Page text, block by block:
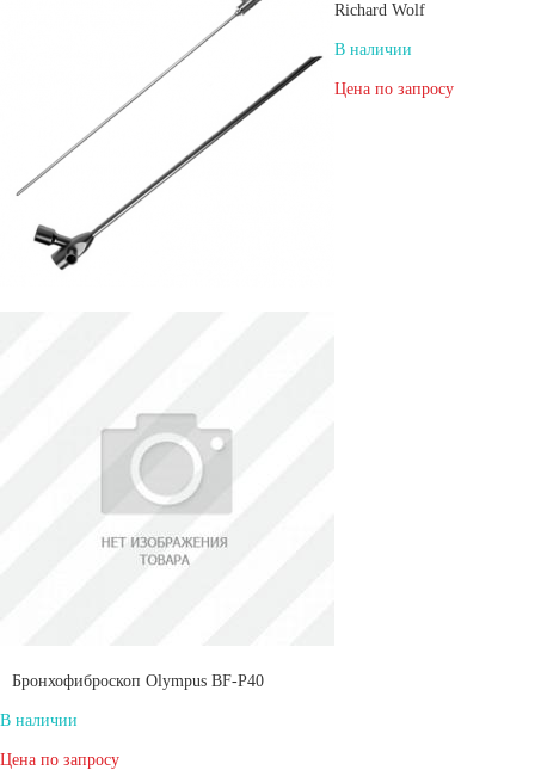
Richard Wolf
В наличии
Цена по запросу
Бронхофиброскоп Olympus BF-P40
В наличии
Цена по запросу